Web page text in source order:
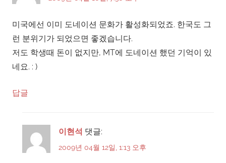
미국에선 이미 도네이션 문화가 활성화되었죠. 한국도 그
런 분위기가 되었으면 좋겠습니다.
저도 학생때 돈이 없지만, MT에 도네이션 했던 기억이 있
네요. : )
답글
이현석 댓글:
2009년 04월 12일, 1:13 오후